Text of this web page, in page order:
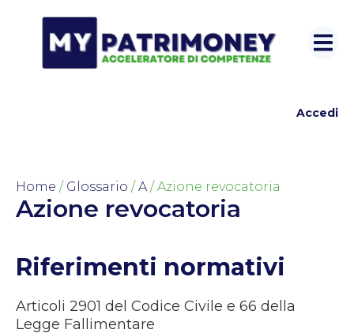
Accedi
Home / Glossario / A / Azione revocatoria
Azione revocatoria
Riferimenti normativi
Articoli 2901 del Codice Civile e 66 della
Legge Fallimentare